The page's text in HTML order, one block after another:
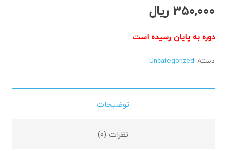
350,000 ریال
دوره به پایان رسیده است
دسته: Uncategorized
توضیحات
نظرات (0)